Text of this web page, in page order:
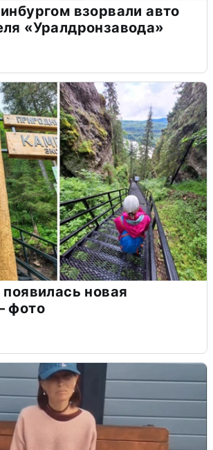
взорвали авто
«Уралдронзавода»
новая
фото